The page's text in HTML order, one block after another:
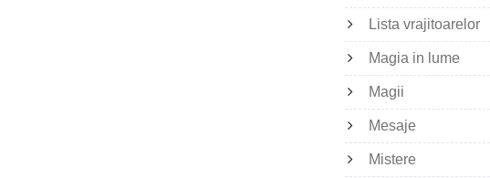
Lista vrajitoarelor
Magia in lume
Magii
Mesaje
Mistere